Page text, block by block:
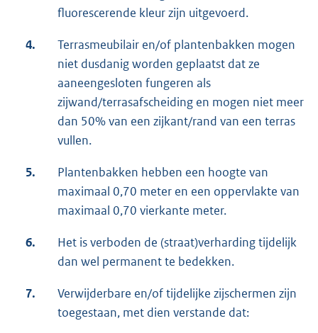
fluorescerende kleur zijn uitgevoerd.
4.
Terrasmeubilair en/of plantenbakken mogen
niet dusdanig worden geplaatst dat ze
aaneengesloten fungeren als
zijwand/terrasafscheiding en mogen niet meer
dan 50% van een zijkant/rand van een terras
vullen.
5.
Plantenbakken hebben een hoogte van
maximaal 0,70 meter en een oppervlakte van
maximaal 0,70 vierkante meter.
6.
Het is verboden de (straat)verharding tijdelijk
dan wel permanent te bedekken.
7.
Verwijderbare en/of tijdelijke zijschermen zijn
toegestaan, met dien verstande dat: